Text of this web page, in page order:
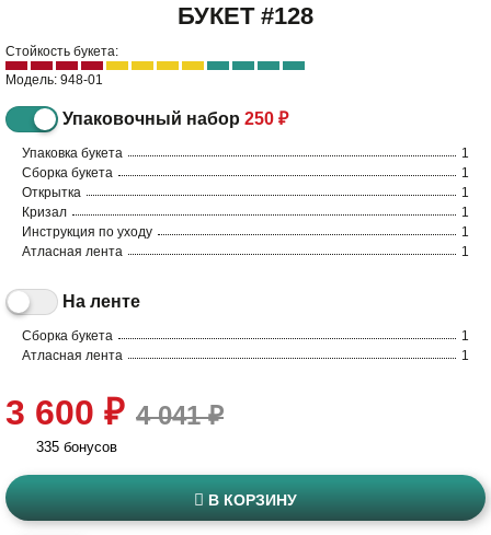
БУКЕТ #128
Стойкость букета:
Модель: 948-01
Упаковочный набор 250 ₽
Упаковка букета
1
Сборка букета
1
Открытка
1
Кризал
1
Инструкция по уходу
1
Атласная лента
1
На ленте
Сборка букета
1
Атласная лента
1
3 600 ₽ 4 041 ₽
335 бонусов
В КОРЗИНУ